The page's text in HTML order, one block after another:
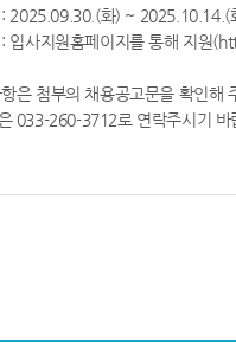
2025.09.30.(화) ~ 2025.10.14.(
입사지원홈페이지를 통해 지원
은 첨부의 채용공고문을 확인해
033-260-3712로 연락주시기 바